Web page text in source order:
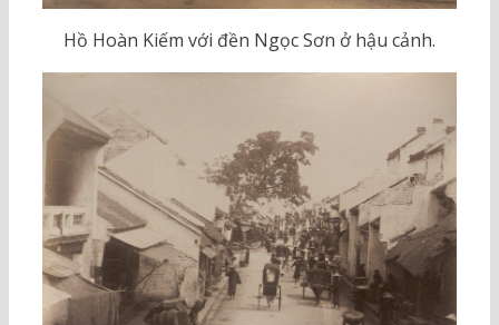
Hồ Hoàn Kiếm với đền Ngọc Sơn ở hậu cảnh.